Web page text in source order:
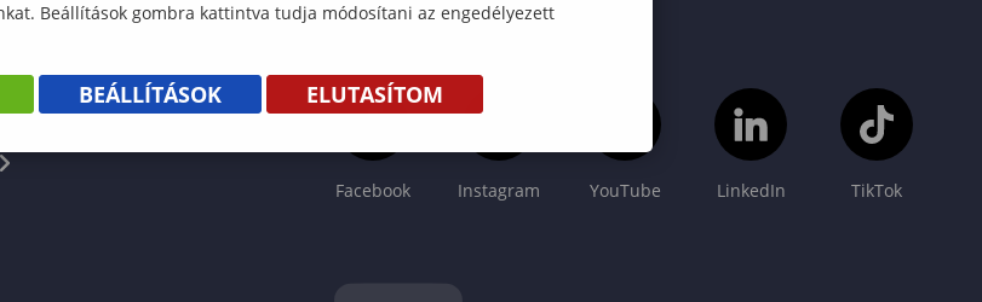
Facebook Instagram YouTube LinkedIn TikTok
Beállítások gombra kattintva tudja módosítani az engedélyezett
BEÁLLÍTÁSOK ELUTASÍTOM